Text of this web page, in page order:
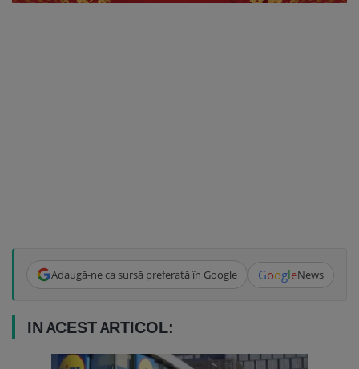
Adaugă-ne ca sursă preferată în Google GoogleNews
IN ACEST ARTICOL: